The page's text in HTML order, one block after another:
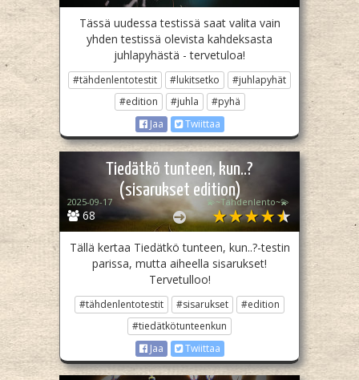
Tässä uudessa testissä saat valita vain
yhden testissä olevista kahdeksasta
juhlapyhästä - tervetuloa!
#tähdenlentotestit #lukitsetko
#juhlapyhät
#edition
#juhla
#pyhä
Jaa
Twiittaa
Tiedätkö tunteen, kun..?
(sisarukset edition)
68
2025-09-17 💫~Tähdenlento~💫
Tällä kertaa Tiedätkö tunteen, kun..?-testin
parissa, mutta aiheella sisarukset!
Tervetulloo!
#tähdenlentotestit #sisarukset
#edition
#tiedätkötunteenkun
Jaa
Twiittaa